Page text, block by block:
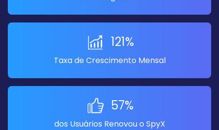
121%
Taxa de Crescimento Mensal
57%
dos Usuários Renovou o SpyX